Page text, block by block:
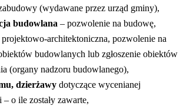
(wydawane przez urząd gminy),
budowlana – pozwolenie na budowę,
architektoniczna, pozwolenie na
budowlanych lub zgłoszenie obiektów
(organy nadzoru budowlanego),
dzierżawy dotyczące wycenianej
o ile zostały zawarte,